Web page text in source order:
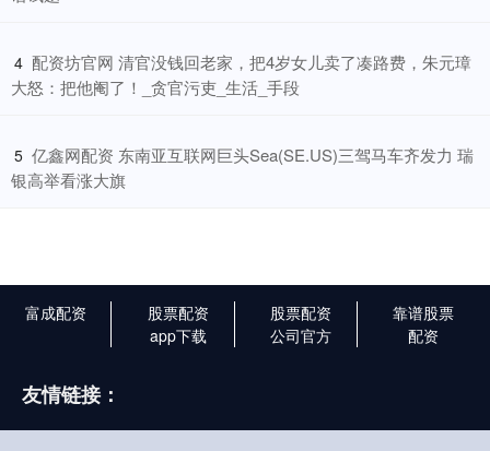
4 ​配资坊官网 清官没钱回老家，把4岁女儿卖了凑路费，朱元璋
大怒：把他阉了！_贪官污吏_生活_手段
5 ​亿鑫网配资 东南亚互联网巨头Sea(SE.US)三驾马车齐发力 瑞
银高举看涨大旗
富成配资
股票配资
app下载
股票配资
公司官方
靠谱股票
配资
友情链接：